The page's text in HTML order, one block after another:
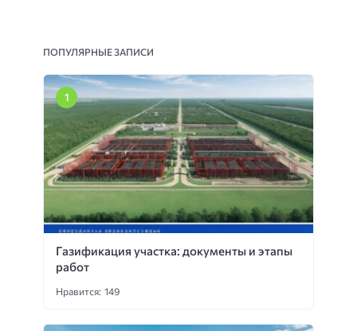
ПОПУЛЯРНЫЕ ЗАПИСИ
Газификация участка: документы и этапы
работ
Нравится: 149